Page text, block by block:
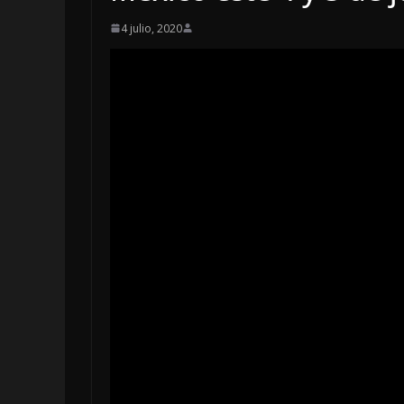
4 julio, 2020